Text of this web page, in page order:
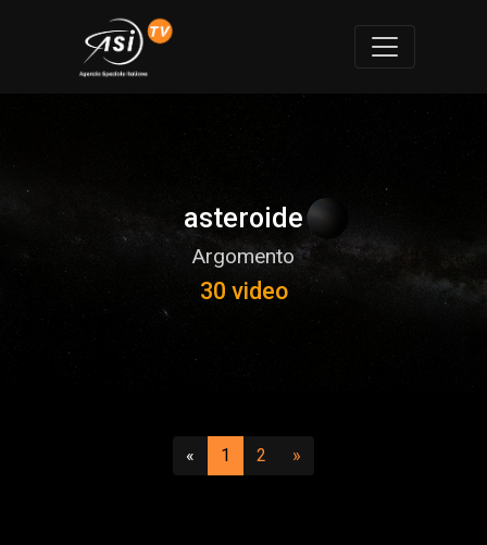
asteroide
Argomento
30 video
« Precedente
1 (attuale)
2 (vai a pagina 2)
»